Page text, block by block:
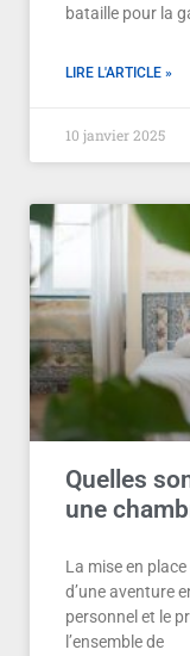
bataille pour la
LIRE L'ARTICLE »
10 janvier 2025
Quelles
une
La mise en
d’une aventure
personnel et le
l’ensemble de